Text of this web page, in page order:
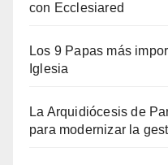
con Ecclesiared
Los 9 Papas más
Iglesia
La Arquidiócesis de
para modernizar la